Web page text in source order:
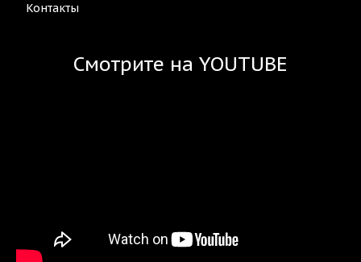
Контакты
Смотрите на YOUTUBE